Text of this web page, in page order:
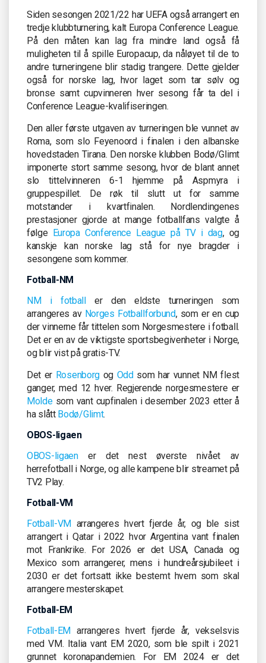
Siden sesongen 2021/22 har UEFA også arrangert en
tredje klubbturnering, kalt Europa Conference League.
På den måten kan lag fra mindre land også få
muligheten til å spille Europacup, da nåløyet til de to
andre turneringene blir stadig trangere. Dette gjelder
også for norske lag, hvor laget som tar sølv og
bronse samt cupvinneren hver sesong får ta del i
Conference League-kvalifiseringen.
Den aller første utgaven av turneringen ble vunnet av
Roma, som slo Feyenoord i finalen i den albanske
hovedstaden Tirana. Den norske klubben Bodø/Glimt
imponerte stort samme sesong, hvor de blant annet
slo tittelvinneren 6-1 hjemme på Aspmyra i
gruppespillet. De røk til slutt ut for samme
motstander i kvartfinalen. Nordlendingenes
prestasjoner gjorde at mange fotballfans valgte å
følge Europa Conference League på TV i dag, og
kanskje kan norske lag stå for nye bragder i
sesongene som kommer.
Fotball-NM
NM i fotballer den eldste turneringen som
arrangeres av Norges Fotballforbund, som er en cup
der vinnerne får tittelen som Norgesmestere i fotball.
Det er en av de viktigste sportsbegivenheter i Norge,
og blir vist på gratis-TV.
Det er Rosenborg og Oddsom har vunnet NM flest
ganger, med 12 hver. Regjerende norgesmestere er
Moldesom vant cupfinalen i desember 2023 etter å
ha slått Bodø/Glimt.
OBOS-ligaen
OBOS-ligaener det nest øverste nivået av
herrefotball i Norge, og alle kampene blir streamet på
TV2 Play.
Fotball-VM
Fotball-VM arrangeres hvert fjerde år, og ble sist
arrangert i Qatar i 2022 hvor Argentina vant finalen
mot Frankrike. For 2026 er det USA, Canada og
Mexico som arrangerer, mens i hundreårsjubileet i
2030 er det fortsatt ikke bestemt hvem som skal
arrangere mesterskapet.
Fotball-EM
Fotball-EM arrangeres hvert fjerde år, vekselsvis
med VM. Italia vant EM 2020, som ble spilt i 2021
grunnet koronapandemien. For EM 2024 er det